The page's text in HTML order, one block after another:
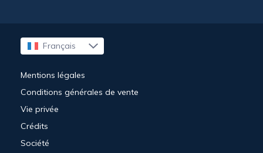
Français
English
Mentions légales
Conditions générales de vente
Vie privée
Crédits
Société